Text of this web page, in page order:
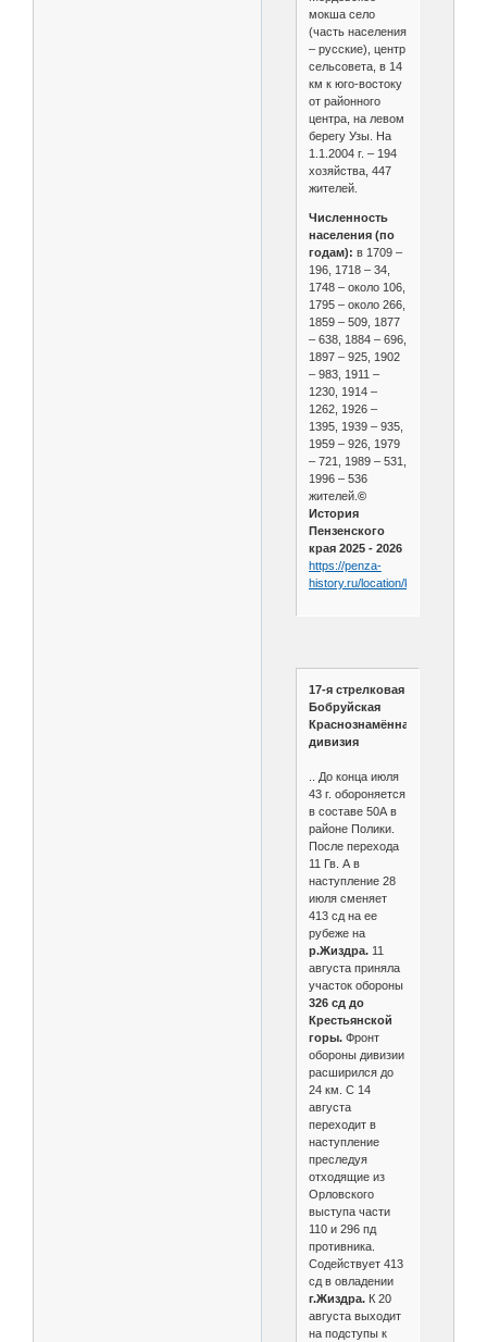
мокша село
(часть населения
– русские), центр
сельсовета, в 14
км к юго-востоку
от районного
центра, на левом
берегу Узы. На
1.1.2004 г. – 194
хозяйства, 447
жителей.
Численность
населения (по
годам): в 1709 –
196, 1718 – 34,
1748 – около 106,
1795 – около 266,
1859 – 509, 1877
– 638, 1884 – 696,
1897 – 925, 1902
– 983, 1911 –
1230, 1914 –
1262, 1926 –
1395, 1939 – 935,
1959 – 926, 1979
– 721, 1989 – 531,
1996 – 536
жителей. ©
История
Пензенского
края 2025 - 2026
https://penza-
history.ru/location/kitunkino/
17-я стрелковая
Бобруйская
Краснознамённая
дивизия
.. До конца июля
43 г. обороняется
в составе 50А в
районе Полики.
После перехода
11 Гв. А в
наступление 28
июля сменяет
413 сд на ее
рубеже на
р.Жиздра.11
августа приняла
участок обороны
326 сд до
Крестьянской
горы.Фронт
обороны дивизии
расширился до
24 км. С 14
августа
переходит в
наступление
преследуя
отходящие из
Орловского
выступа части
110 и 296 пд
противника.
Содействует 413
сд в овладении
г.Жиздра.К 20
августа выходит
на подступы к